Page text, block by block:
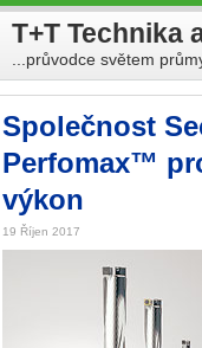
T+T Technika
...průvodce světem
Společnost
Perfomax™
výkon
19 Říjen 2017